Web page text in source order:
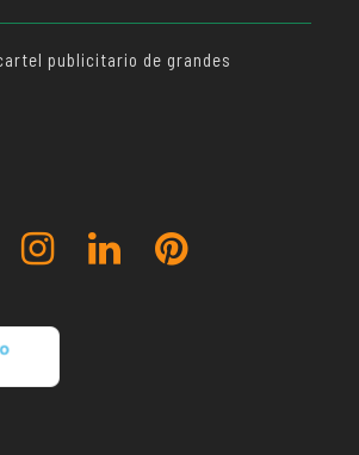
publicitario de grandes